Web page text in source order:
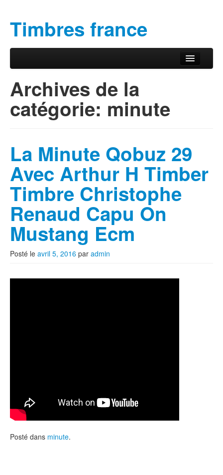
Timbres france
Menu principal
Archives de la
catégorie: minute
La Minute Qobuz 29
Avec Arthur H Timber
Timbre Christophe
Renaud Capu On
Mustang Ecm
Posté le avril 5, 2016 par admin
Posté dans minute.